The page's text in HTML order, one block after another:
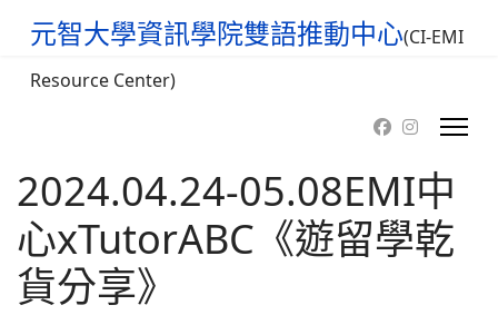
元智大學資訊學院雙語推動中心(CI-EMI
Resource Center)
2024.04.24-05.08EMI中
心xTutorABC《遊留學乾
貨分享》